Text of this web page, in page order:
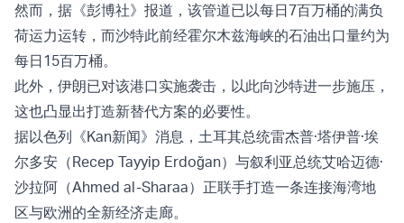
然而，据《彭博社》报道，该管道已以每日7百万桶的满负
荷运力运转，而沙特此前经霍尔木兹海峡的石油出口量约为
每日15百万桶。
此外，伊朗已对该港口实施袭击，以此向沙特进一步施压，
这也凸显出打造新替代方案的必要性。
据以色列《Kan新闻》消息，土耳其总统雷杰普·塔伊普·埃
尔多安（Recep Tayyip Erdoğan）与叙利亚总统艾哈迈德·
沙拉阿（Ahmed al-Sharaa）正联手打造一条连接海湾地
区与欧洲的全新经济走廊。